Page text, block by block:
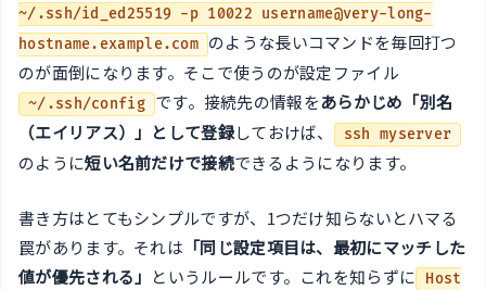
~/.ssh/id_ed25519 -p 10022 username@very-long-
hostname.example.com
のような長いコマンドを毎回打つ
のが面倒になります。そこで使うのが設定ファイル
~/.ssh/config です。接続先の情報をあらかじめ「別名
（エイリアス）」として登録しておけば、 ssh myserver
のように短い名前だけで接続できるようになります。
書き方はとてもシンプルですが、1つだけ知らないとハマる
罠があります。それは 「同じ設定項目は、最初にマッチした
値が優先される」 というルールです。これを知らずに
Host